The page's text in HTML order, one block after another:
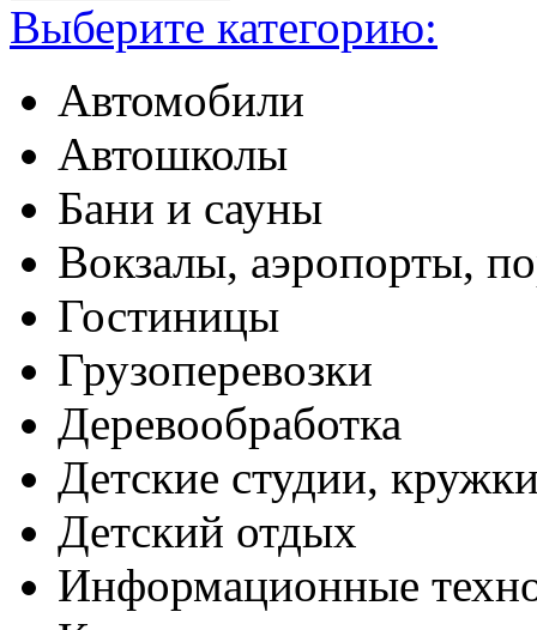
Выберите категорию:
Автомобили
Автошколы
Бани и сауны
Вокзалы, аэропорты,
Гостиницы
Грузоперевозки
Деревообработка
Детские студии,
Детский отдых
Информационные